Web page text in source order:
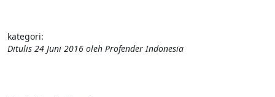
kategori:
Ditulis 24 Juni 2016 oleh Profender Indonesia